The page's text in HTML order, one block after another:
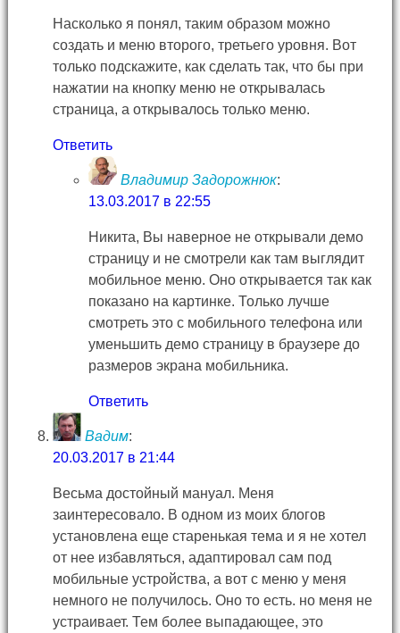
Насколько я понял, таким образом можно
создать и меню второго, третьего уровня. Вот
только подскажите, как сделать так, что бы при
нажатии на кнопку меню не открывалась
страница, а открывалось только меню.
Ответить
Владимир Задорожнюк:
13.03.2017 в 22:55
Никита, Вы наверное не открывали демо
страницу и не смотрели как там выглядит
мобильное меню. Оно открывается так как
показано на картинке. Только лучше
смотреть это с мобильного телефона или
уменьшить демо страницу в браузере до
размеров экрана мобильника.
Ответить
Вадим:
20.03.2017 в 21:44
Весьма достойный мануал. Меня
заинтересовало. В одном из моих блогов
установлена еще старенькая тема и я не хотел
от нее избавляться, адаптировал сам под
мобильные устройства, а вот с меню у меня
немного не получилось. Оно то есть. но меня не
устраивает. Тем более выпадающее, это